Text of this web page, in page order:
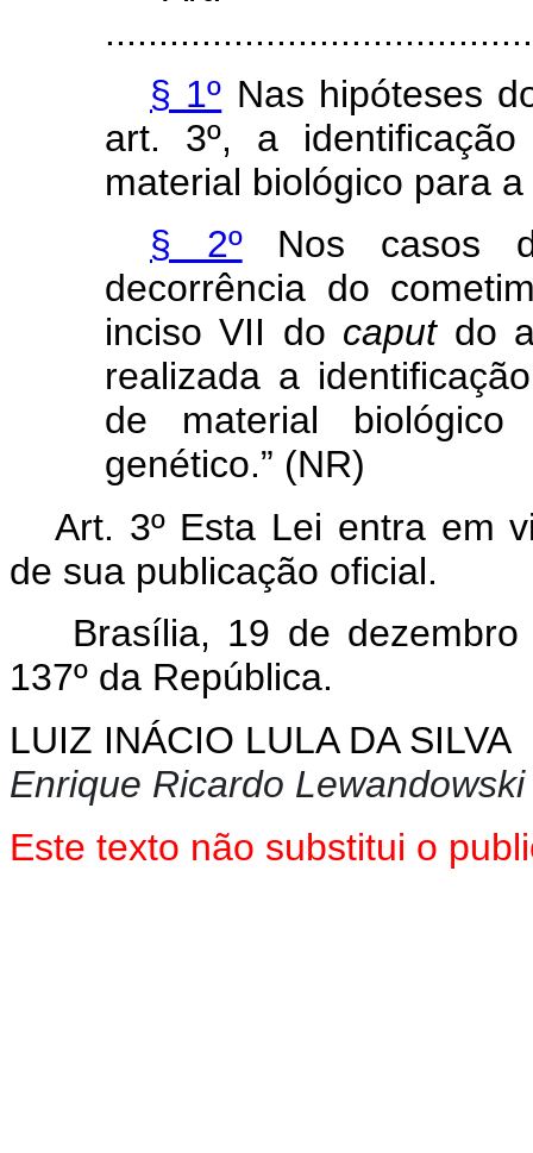
§ 1º Nas hipóteses
art. 3º, a
material biológico para
§ 2ºNos casos
decorrência do
inciso VII do caputdo
realizada a
de material
genético.” (NR)
Art. 3º Esta Lei entra em
de sua publicação oficial.
Brasília, 19 de
137º da República.
LUIZ INÁCIO LULA DA SILVA
Enrique Ricardo Lewandowski
Este texto não substitui o